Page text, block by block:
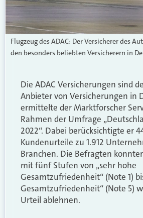
Flugzeug des ADAC: Der Versicherer des
den besonders beliebten Versicherern in
Die ADAC Versicherungen sind
Anbieter von Versicherungen in
ermittelte der Marktforscher
Rahmen der Umfrage
2022“. Dabei berücksichtigte er
Kundenurteile zu 1.912
Branchen. Die Befragten
mit fünf Stufen von „sehr hohe
Gesamtzufriedenheit“ (Note 1)
Gesamtzufriedenheit“ (Note 5)
Urteil ablehnen.